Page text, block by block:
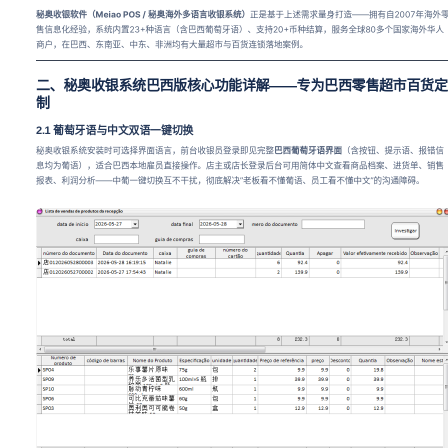
秘奥收银软件（Meiao POS / 秘奥海外多语言收银系统） 正是基于上述需求量身打造——拥有自2007年海外
售信息化经验，系统内置23+种语言（含巴西葡萄牙语）、支持20+币种结算，服务全球80多个国家海外华人
商户，在巴西、东南亚、中东、非洲均有大量超市与百货连锁落地案例。
二、秘奥收银系统巴西版核心功能详解——专为巴西零售超市百货定
制
2.1 葡萄牙语与中文双语一键切换
秘奥收银系统安装时可选择界面语言，前台收银员登录即见完整巴西葡萄牙语界面 （含按钮、提示语、报错信
息均为葡语），适合巴西本地雇员直接操作。店主或店长登录后台可用简体中文查看商品档案、进货单、销售
报表、利润分析——中葡一键切换互不干扰，彻底解决”老板看不懂葡语、员工看不懂中文”的沟通障碍。